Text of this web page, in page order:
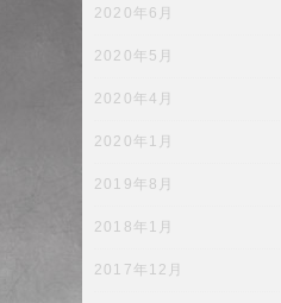
2020年6月
2020年5月
2020年4月
2020年1月
2019年8月
2018年1月
2017年12月